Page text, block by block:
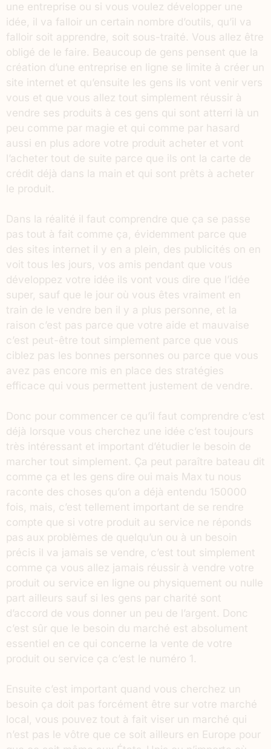
une entreprise ou si vous voulez développer une
idée, il va falloir un certain nombre d’outils, qu’il va
falloir soit apprendre, soit sous-traité. Vous allez être
obligé de le faire. Beaucoup de gens pensent que la
création d’une entreprise en ligne se limite à créer un
site internet et qu’ensuite les gens ils vont venir vers
vous et que vous allez tout simplement réussir à
vendre ses produits à ces gens qui sont atterri là un
peu comme par magie et qui comme par hasard
aussi en plus adore votre produit acheter et vont
l’acheter tout de suite parce que ils ont la carte de
crédit déjà dans la main et qui sont prêts à acheter
le produit.
Dans la réalité il faut comprendre que ça se passe
pas tout à fait comme ça, évidemment parce que
des sites internet il y en a plein, des publicités on en
voit tous les jours, vos amis pendant que vous
développez votre idée ils vont vous dire que l’idée
super, sauf que le jour où vous êtes vraiment en
train de le vendre ben il y a plus personne, et la
raison c’est pas parce que votre aide et mauvaise
c’est peut-être tout simplement parce que vous
ciblez pas les bonnes personnes ou parce que vous
avez pas encore mis en place des stratégies
efficace qui vous permettent justement de vendre.
Donc pour commencer ce qu’il faut comprendre c’est
déjà lorsque vous cherchez une idée c’est toujours
très intéressant et important d’étudier le besoin de
marcher tout simplement. Ça peut paraître bateau dit
comme ça et les gens dire oui mais Max tu nous
raconte des choses qu’on a déjà entendu 150000
fois, mais, c’est tellement important de se rendre
compte que si votre produit au service ne réponds
pas aux problèmes de quelqu’un ou à un besoin
précis il va jamais se vendre, c’est tout simplement
comme ça vous allez jamais réussir à vendre votre
produit ou service en ligne ou physiquement ou nulle
part ailleurs sauf si les gens par charité sont
d’accord de vous donner un peu de l’argent. Donc
c’est sûr que le besoin du marché est absolument
essentiel en ce qui concerne la vente de votre
produit ou service ça c’est le numéro 1.
Ensuite c’est important quand vous cherchez un
besoin ça doit pas forcément être sur votre marché
local, vous pouvez tout à fait viser un marché qui
n’est pas le vôtre que ce soit ailleurs en Europe pour